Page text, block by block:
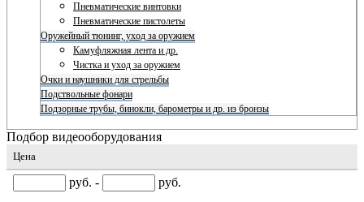
Пневматические винтовки
Пневматические пистолеты
Оружейный тюнинг, уход за оружием
Камуфляжная лента и др.
Чистка и уход за оружием
Очки и наушники для стрельбы
Подствольные фонари
Подзорные трубы, бинокли, барометры и др. из бронзы
Подбор видеооборудования
Цена
руб. - руб.